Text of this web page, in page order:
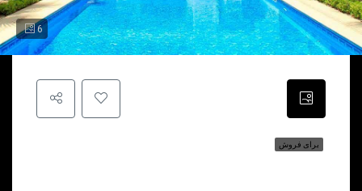
6
برای فروش